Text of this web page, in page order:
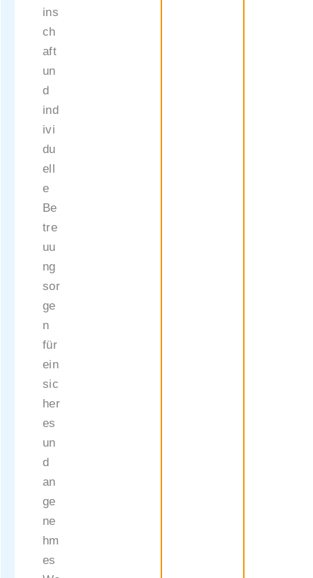
ins
ch
aft
un
d
ind
ivi
du
ell
e
Be
tre
uu
ng
sor
ge
n
für
ein
sic
her
es
un
d
an
ge
ne
hm
es